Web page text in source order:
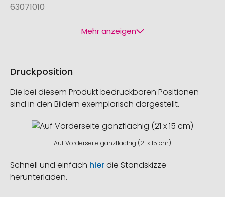
63071010
Mehr anzeigen
Druckposition
Die bei diesem Produkt bedruckbaren Positionen
sind in den Bildern exemplarisch dargestellt.
Auf Vorderseite ganzflächig (21 x 15 cm)
Schnell und einfach hierdie Standskizze
herunterladen.